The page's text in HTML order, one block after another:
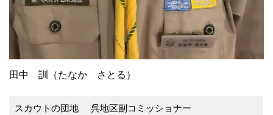
田中 訓（たなか さとる）
スカウトの団地
呉地区副コミッショナー